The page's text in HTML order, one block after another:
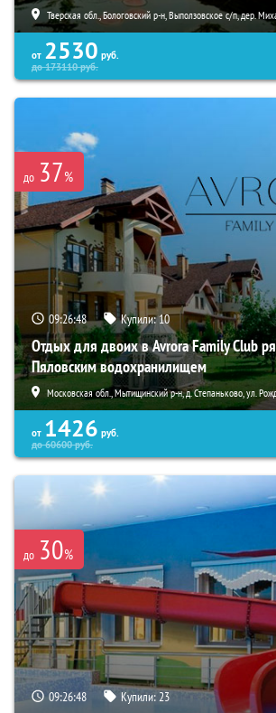
Тверская обл., Бологовский р-н, Выползовское с/п, дер.
от 2530 руб.
до173110руб.
до 37%
09:26:46 Купили:10
Отдых для двоих в Avrora Family Club
Пяловским водохранилищем
Московская обл., Мытищинский р-н, д. Степаньково, ул.
от 1426 руб.
до60600руб.
до 30%
09:26:46 Купили:23